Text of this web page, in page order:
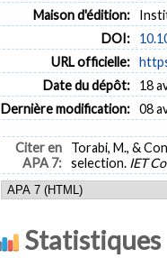
Maison d'édition:
DOI:
URL officielle:
Date du dépôt:
18
Dernière modification: 08
Citer en
APA 7:
Torabi, M., &
selection. IET
Statistiques